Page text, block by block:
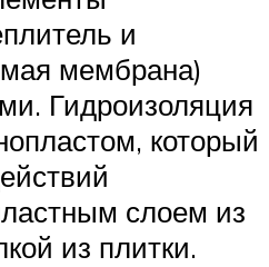
и
мембрана)
Гидроизоляция
который
слоем из
из плитки.